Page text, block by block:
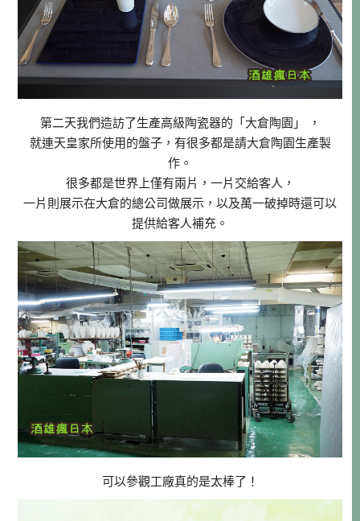
第二天我們造訪了生產高級陶瓷器的「大倉陶園」 ，
就連天皇家所使用的盤子，有很多都是請大倉陶園生產製
作。
很多都是世界上僅有兩片，一片交給客人，
一片則展示在大倉的總公司做展示，以及萬一破掉時還可以
提供給客人補充。
可以參觀工廠真的是太棒了！